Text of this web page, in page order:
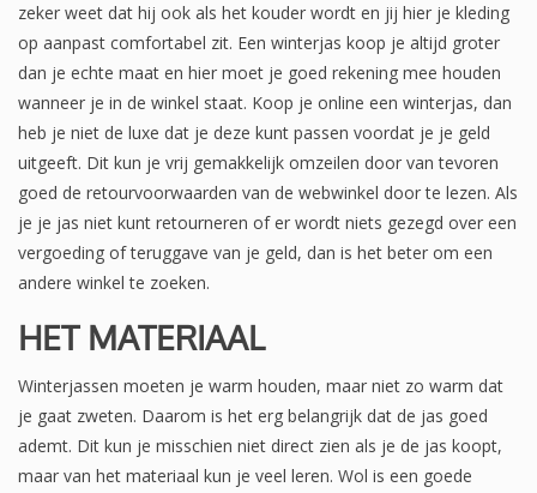
zeker weet dat hij ook als het kouder wordt en jij hier je kleding
op aanpast comfortabel zit. Een winterjas koop je altijd groter
dan je echte maat en hier moet je goed rekening mee houden
wanneer je in de winkel staat. Koop je online een winterjas, dan
heb je niet de luxe dat je deze kunt passen voordat je je geld
uitgeeft. Dit kun je vrij gemakkelijk omzeilen door van tevoren
goed de retourvoorwaarden van de webwinkel door te lezen. Als
je je jas niet kunt retourneren of er wordt niets gezegd over een
vergoeding of teruggave van je geld, dan is het beter om een
andere winkel te zoeken.
HET MATERIAAL
Winterjassen moeten je warm houden, maar niet zo warm dat
je gaat zweten. Daarom is het erg belangrijk dat de jas goed
ademt. Dit kun je misschien niet direct zien als je de jas koopt,
maar van het materiaal kun je veel leren. Wol is een goede